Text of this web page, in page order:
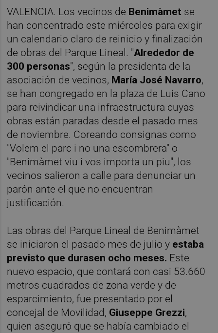
VALENCIA. Los vecinos de Benimàmet se
han concentrado este miércoles para exigir
un calendario claro de reinicio y finalización
de obras del Parque Lineal. "Alrededor de
300 personas", según la presidenta de la
asociación de vecinos, María José Navarro,
se han congregado en la plaza de Luis Cano
para reivindicar una infraestructura cuyas
obras están paradas desde el pasado mes
de noviembre. Coreando consignas como
"Volem el parc i no una escombrera" o
"Benimàmet viu i vos importa un piu", los
vecinos salieron a calle para denunciar un
parón ante el que no encuentran
justificación.
Las obras del Parque Lineal de Benimàmet
se iniciaron el pasado mes de julio y estaba
previsto que durasen ocho meses. Este
nuevo espacio, que contará con casi 53.660
metros cuadrados de zona verde y de
esparcimiento, fue presentado por el
concejal de Movilidad, Giuseppe Grezzi,
quien aseguró que se había cambiado el